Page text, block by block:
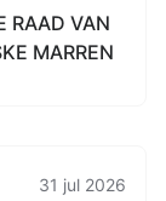
RAAD VAN
MARREN
31 jul 2026